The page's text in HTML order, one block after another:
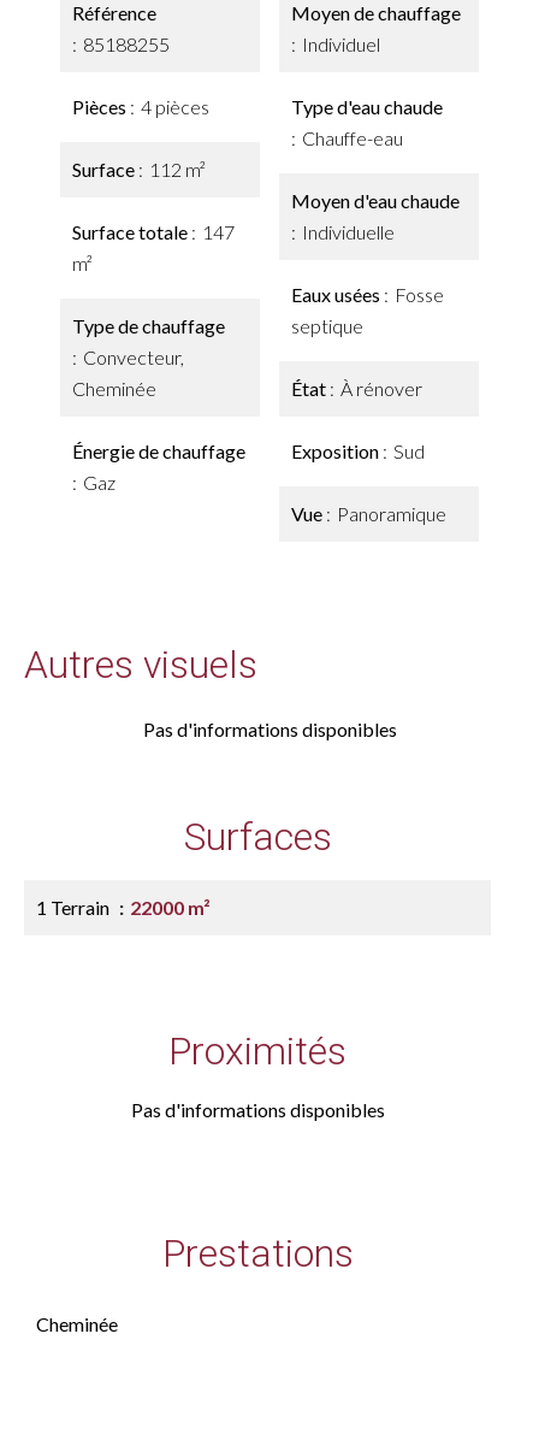
Référence
85188255
Pièces 4 pièces
Surface 112 m²
Surface totale
147
m²
Type de chauffage
Convecteur,
Cheminée
Énergie de chauffage
Gaz
Moyen de chauffage
Individuel
Type d'eau chaude
Chauffe-eau
Moyen d'eau chaude
Individuelle
Eaux usées
Fosse
septique
État À rénover
Exposition Sud
Vue Panoramique
Autres visuels
Pas d'informations disponibles
Surfaces
1 Terrain 22000 m²
Proximités
Pas d'informations disponibles
Prestations
Cheminée